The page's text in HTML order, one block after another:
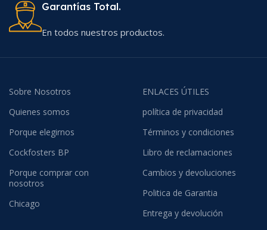
Garantías Total.
En todos nuestros productos.
Sobre Nosotros
Quienes somos
Porque elegirnos
Cockfosters BP
Porque comprar con
nosotros
Chicago
ENLACES ÚTILES
política de privacidad
Términos y condiciones
Libro de reclamaciones
Cambios y devoluciones
Politica de Garantia
Entrega y devolución